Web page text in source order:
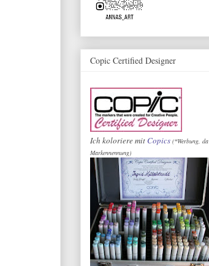
Copic Certified Designer
Ich koloriere mit Copics (*Werbung, da
Markennennung)